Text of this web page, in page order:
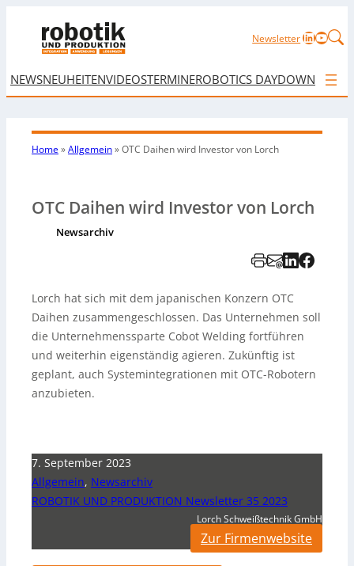
NewsletterLinkedIn
NEWSNEUHEITENVIDEOSTERMINEROBOTICS DAYDOWNLOAD
Home»Allgemein»OTC Daihen wird Investor von Lorch
OTC Daihen wird Investor von Lorch
Newsarchiv
Lorch hat sich mit dem japanischen Konzern OTC
Daihen zusammengeschlossen. Das Unternehmen soll
die Unternehmenssparte Cobot Welding fortführen
und weiterhin eigenständig agieren. Zukünftig ist
geplant, auch Systemintegrationen mit OTC-Robotern
anzubieten.
7. September 2023
Allgemein, Newsarchiv
ROBOTIK UND PRODUKTION Newsletter 35 2023
Lorch Schweißtechnik GmbH
Zur Firmenwebsite